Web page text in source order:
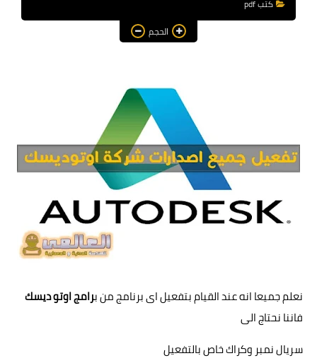
هندسة معمارية
مناهج و كورسات
اوتوكاد autocad
برامج هندسية
كتب pdf
الحجم
نعلم جميعا انه عند القيام بتفعيل اى برنامج من برامج اوتو ديسك
فاننا نحتاج الى
سريال نمبر وكراك خاص بالتفعيل